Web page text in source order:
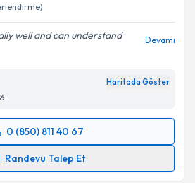
well and can understand
Devamı
Haritada Göster
0 (850) 811 40 67
Randevu Talep Et
Talebi